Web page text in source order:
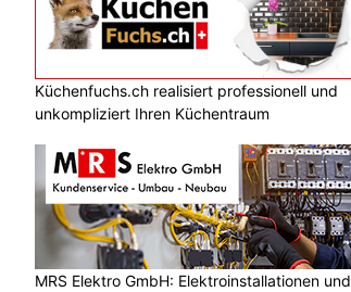
Küchenfuchs.ch realisiert professionell und
unkompliziert Ihren Küchentraum
MRS Elektro GmbH: Elektroinstallationen und